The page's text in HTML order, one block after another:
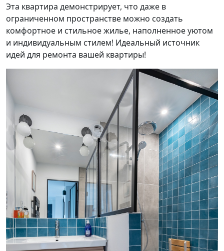
Эта квартира демонстрирует, что даже в
ограниченном пространстве можно создать
комфортное и стильное жилье, наполненное уютом
и индивидуальным стилем! Идеальный источник
идей для ремонта вашей квартиры!